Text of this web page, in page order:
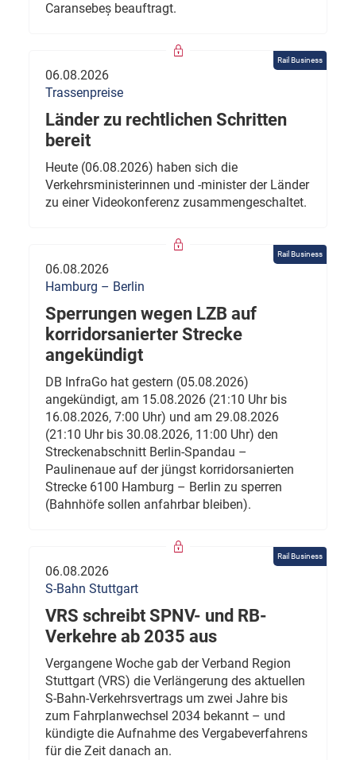
Caransebeș beauftragt.
Rail Business
06.08.2026
Trassenpreise
Länder zu rechtlichen Schritten
bereit
Heute (06.08.2026) haben sich die
Verkehrsministerinnen und -minister der Länder
zu einer Videokonferenz zusammengeschaltet.
Rail Business
06.08.2026
Hamburg – Berlin
Sperrungen wegen LZB auf
korridorsanierter Strecke
angekündigt
DB InfraGo hat gestern (05.08.2026)
angekündigt, am 15.08.2026 (21:10 Uhr bis
16.08.2026, 7:00 Uhr) und am 29.08.2026
(21:10 Uhr bis 30.08.2026, 11:00 Uhr) den
Streckenabschnitt Berlin-Spandau –
Paulinenaue auf der jüngst korridorsanierten
Strecke 6100 Hamburg – Berlin zu sperren
(Bahnhöfe sollen anfahrbar bleiben).
Rail Business
06.08.2026
S-Bahn Stuttgart
VRS schreibt SPNV- und RB-
Verkehre ab 2035 aus
Vergangene Woche gab der Verband Region
Stuttgart (VRS) die Verlängerung des aktuellen
S-Bahn-Verkehrsvertrags um zwei Jahre bis
zum Fahrplanwechsel 2034 bekannt – und
kündigte die Aufnahme des Vergabeverfahrens
für die Zeit danach an.